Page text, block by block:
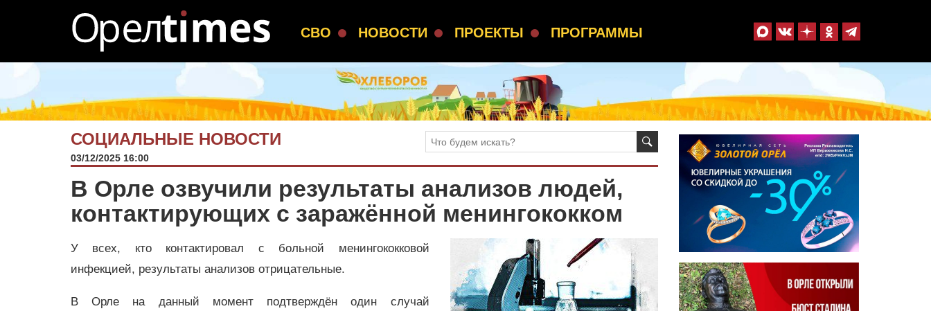
СВО НОВОСТИ ПРОЕКТЫ ПРОГРАММЫ
СОЦИАЛЬНЫЕ НОВОСТИ
03/12/2025 16:00
В Орле озвучили результаты анализов людей,
контактирующих с заражённой менингококком
У всех, кто контактировал с больной менингококковой
инфекцией, результаты анализов отрицательные.
В Орле на данный момент подтверждён один случай